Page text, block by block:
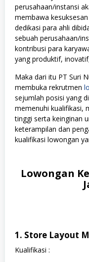
perusahaan/instansi
membawa
dedikasi para ahli
sebuah perusahaan/
kontribusi para
yang produktif,
Maka dari itu PT Suri
membuka rekrutmen
sejumlah posisi yang
memenuhi kualifikasi,
tinggi serta keinginan
keterampilan dan
kualifikasi lowongan
Lowongan
1. Store Layout
Kualifikasi :